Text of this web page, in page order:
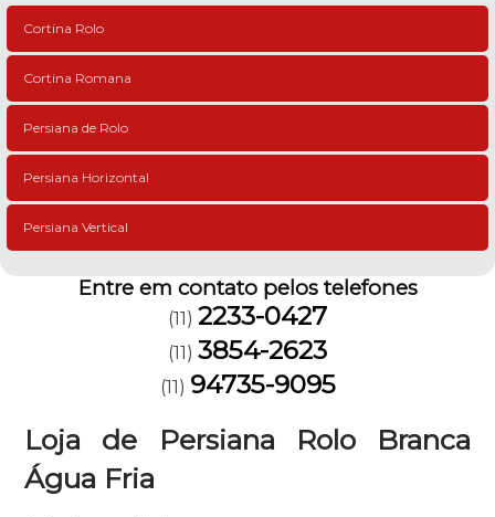
Cortina Rolo
Cortina Romana
Persiana de Rolo
Persiana Horizontal
Persiana Vertical
Entre em contato pelos telefones
(11) 2233-0427
(11) 3854-2623
(11) 94735-9095
Loja de Persiana Rolo Branca
Água Fria